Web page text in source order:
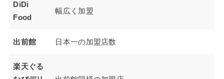
DiDi
Food
幅広く加盟
出前館 日本一の加盟店数
楽天ぐる